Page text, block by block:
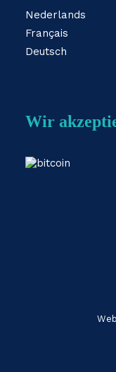
Nederlands
Français
Deutsch
Wir